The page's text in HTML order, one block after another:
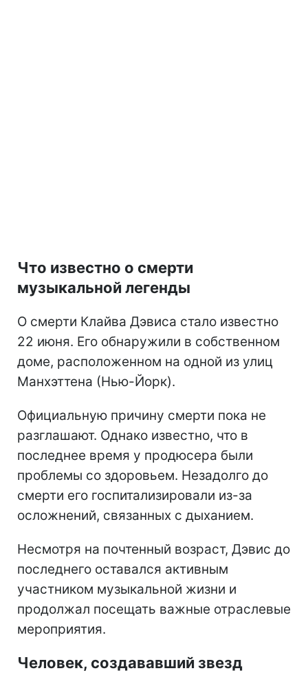
Что известно о смерти
музыкальной легенды
О смерти Клайва Дэвиса стало известно
22 июня. Его обнаружили в собственном
доме, расположенном на одной из улиц
Манхэттена (Нью-Йорк).
Официальную причину смерти пока не
разглашают. Однако известно, что в
последнее время у продюсера были
проблемы со здоровьем. Незадолго до
смерти его госпитализировали из-за
осложнений, связанных с дыханием.
Несмотря на почтенный возраст, Дэвис до
последнего оставался активным
участником музыкальной жизни и
продолжал посещать важные отраслевые
мероприятия.
Человек, создававший звезд